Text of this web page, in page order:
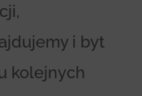
i byt
kolejnych